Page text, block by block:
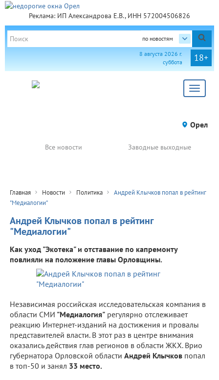
Реклама: ИП Александрова Е.В., ИНН 572004506826
по новостям
18+
8 августа 2026 г.
суббота
Toggle
Орел
Все новости Заводные выходные
Главная Новости Политика
Андрей Клычков попал в рейтинг
"Медиалогии"
Андрей Клычков попал в рейтинг
"Медиалогии"
Как уход "Экотека" и отставание по капремонту
повлияли на положение главы Орловщины.
Независимая российская исследовательская компания в
области СМИ "Медиалогия" регулярно отслеживает
реакцию Интернет-изданий на достижения и провалы
представителей власти. В этот раз в центре внимания
оказались действия глав регионов в области ЖКХ. Врио
губернатора Орловской области Андрей Клычков попал
в топ-50 и занял 33 место.